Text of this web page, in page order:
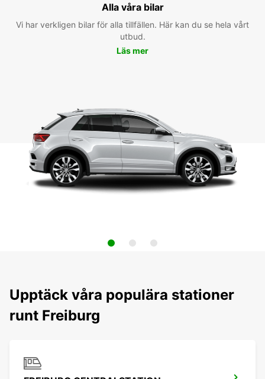
Alla våra bilar
Vi har verkligen bilar för alla tillfällen. Här kan du se hela vårt
utbud.
Läs mer
Upptäck våra populära stationer
runt Freiburg